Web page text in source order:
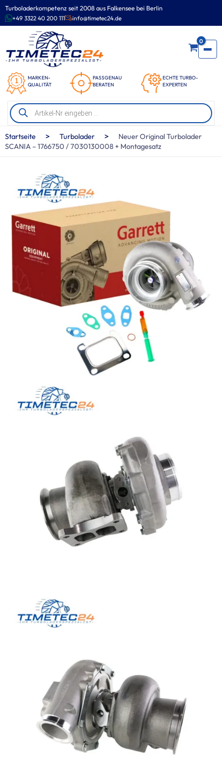
Turboladerkompetenz seit 2008 aus Falkensee bei Berlin
+49 3322 40 200 111 info@timetec24.de
MARKEN-
QUALITÄT
PASSGENAU
BERATEN
ECHTE TURBO-
EXPERTEN
0
Products
search
Zum
Inhalt
springen
Startseite > Turbolader >
Neuer Original Turbolader
SCANIA – 1766750 / 7030130008 + Montagesatz